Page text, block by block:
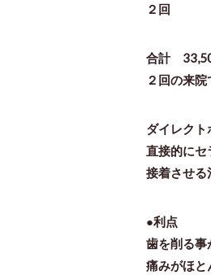
２回
合計
２回の来
ダイレク
直接的にセ
接着させる
●利点
歯を削る事
痛みがほと